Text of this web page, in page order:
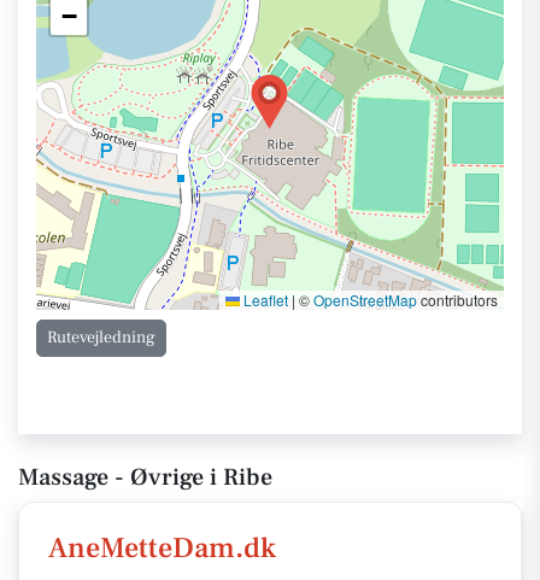
−
Leaflet | ©OpenStreetMapcontributors
Rutevejledning
Massage - Øvrige i Ribe
AneMetteDam.dk